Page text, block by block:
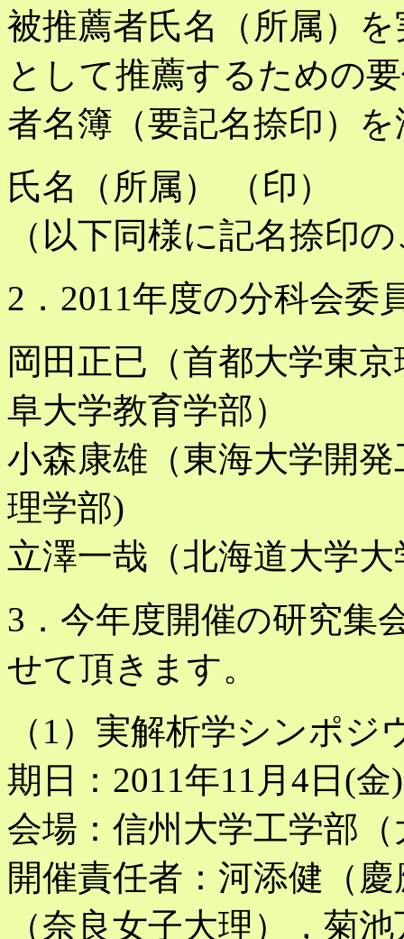
被推薦者氏名（所属）
として推薦するための
者名簿（要記名捺印）
氏名（所属） （印）
（以下同様に記名捺印
2．2011年度の分科会委
岡田正已（首都大学東
阜大学教育学部）
小森康雄（東海大学開
理学部)
立澤一哉（北海道大学
3．今年度開催の研究集
せて頂きます。
（1）実解析学シンポジ
期日：2011年11月4日(
会場：信州大学工学部
開催責任者：河添健（
（奈良女子大理），菊